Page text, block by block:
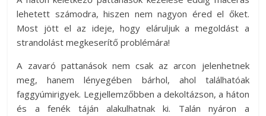
lehetett számodra, hiszen nem nagyon éred el őket.
Most jött el az ideje, hogy eláruljuk a megoldást a
strandolást megkeserítő problémára!
A zavaró pattanások nem csak az arcon jelenhetnek
meg, hanem lényegében bárhol, ahol találhatóak
faggyúmirigyek. Legjellemzőbben a dekoltázson, a háton
és a fenék táján alakulhatnak ki. Talán nyáron a